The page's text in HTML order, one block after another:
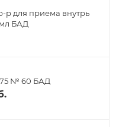
р для приема внутрь
БАД
№ 60 БАД